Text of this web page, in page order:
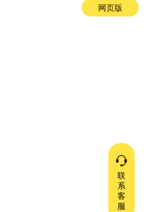
网页版
联
系
客
服